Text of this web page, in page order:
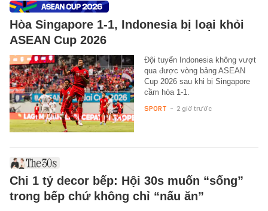
Hòa Singapore 1-1, Indonesia bị loại khỏi
ASEAN Cup 2026
Đội tuyển Indonesia không vượt
qua được vòng bảng ASEAN
Cup 2026 sau khi bị Singapore
cầm hòa 1-1.
SPORT - 2 giờ trước
Chi 1 tỷ decor bếp: Hội 30s muốn “sống”
trong bếp chứ không chỉ “nấu ăn”